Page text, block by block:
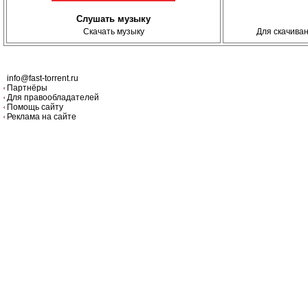
Слушать музыку
Скачать музыку Для
info@fast-torrent.ru
Партнёры
Для правообладателей
Помощь сайту
Реклама на сайте